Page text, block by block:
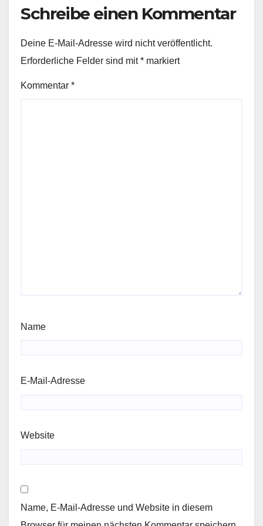
Schreibe einen Kommentar
Deine E-Mail-Adresse wird nicht veröffentlicht.
Erforderliche Felder sind mit* markiert
Kommentar *
Name
E-Mail-Adresse
Website
Name, E-Mail-Adresse und Website in diesem